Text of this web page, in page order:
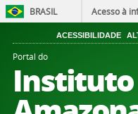
BRASIL Acesso à
ACESSIBILIDADE
Portal do
Instituto